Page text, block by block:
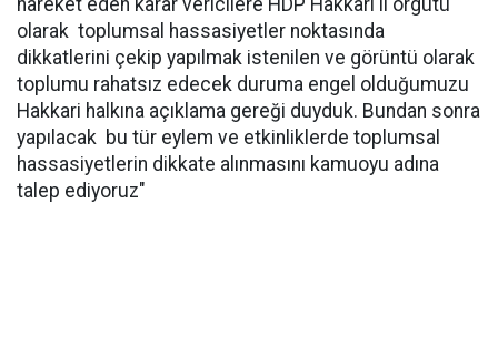
hareket eden karar vericilere HDP Hakkari il örgütü
olarak toplumsal hassasiyetler noktasında
dikkatlerini çekip yapılmak istenilen ve görüntü olarak
toplumu rahatsız edecek duruma engel olduğumuzu
Hakkari halkına açıklama gereği duyduk. Bundan sonra
yapılacak bu tür eylem ve etkinliklerde toplumsal
hassasiyetlerin dikkate alınmasını kamuoyu adına
talep ediyoruz"